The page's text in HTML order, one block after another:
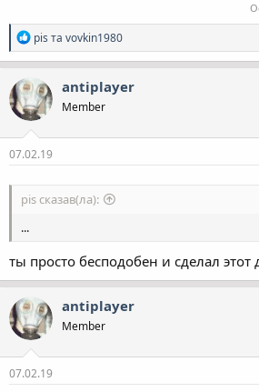
Р
е
а
ц
і
ї
:
pis та vovkin1980
antiplayer
Member
07.02.19
pis сказав(ла):
...
ты просто бесподобен и сделал
antiplayer
Member
07.02.19